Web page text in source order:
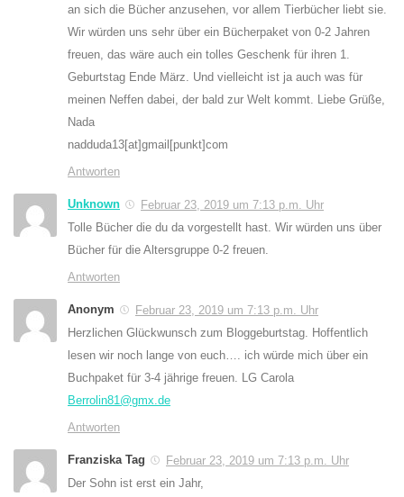
an sich die Bücher anzusehen, vor allem Tierbücher liebt sie.
Wir würden uns sehr über ein Bücherpaket von 0-2 Jahren
freuen, das wäre auch ein tolles Geschenk für ihren 1.
Geburtstag Ende März. Und vielleicht ist ja auch was für
meinen Neffen dabei, der bald zur Welt kommt. Liebe Grüße,
Nada
nadduda13[at]gmail[punkt]com
Antworten
Unknown
Februar 23, 2019 um 7:13 p.m. Uhr
Tolle Bücher die du da vorgestellt hast. Wir würden uns über
Bücher für die Altersgruppe 0-2 freuen.
Antworten
Anonym
Februar 23, 2019 um 7:13 p.m. Uhr
Herzlichen Glückwunsch zum Bloggeburtstag. Hoffentlich
lesen wir noch lange von euch…. ich würde mich über ein
Buchpaket für 3-4 jährige freuen. LG Carola
Berrolin81@gmx.de
Antworten
Franziska Tag
Februar 23, 2019 um 7:13 p.m. Uhr
Der Sohn ist erst ein Jahr,